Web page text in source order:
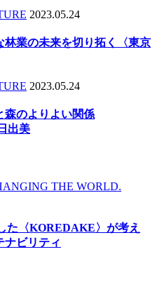
2023.05.24
林業の未来を切り拓く〈東京
2023.05.24
森のよりよい関係
出美
THE WORLD.
た〈KOREDAKE〉が考え
ナビリティ